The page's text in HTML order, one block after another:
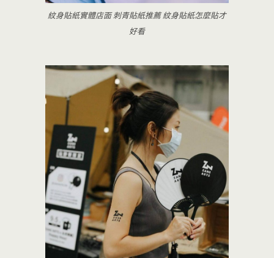
紋身貼紙實體店面 刺青貼紙推薦 紋身貼紙怎麼貼才
好看